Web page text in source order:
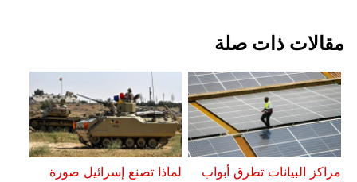
مقالات ذات صلة
مراكز البيانات تطرق أبواب
لماذا تصنع إسرائيل صورة